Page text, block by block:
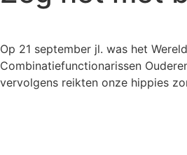
Op 21 september jl. was het
Combinatiefunctionarissen
vervolgens reikten onze hippies